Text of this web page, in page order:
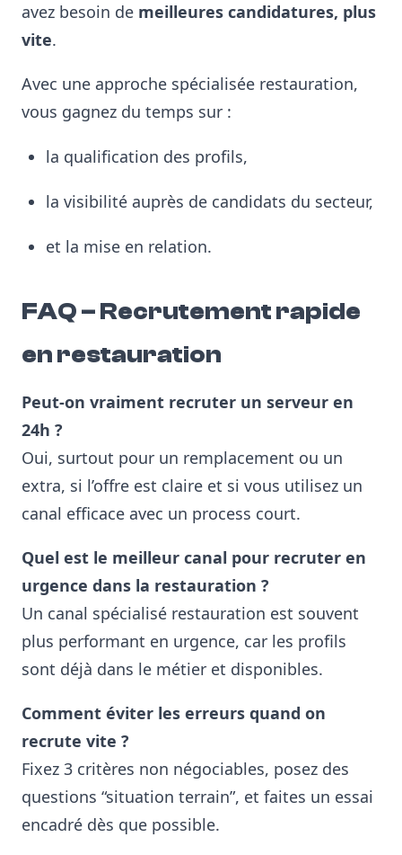
avez besoin de meilleures candidatures, plus
vite.
Avec une approche spécialisée restauration,
vous gagnez du temps sur :
la qualification des profils,
la visibilité auprès de candidats du secteur,
et la mise en relation.
FAQ – Recrutement rapide
en restauration
Peut-on vraiment recruter un serveur en
24h ?
Oui, surtout pour un remplacement ou un
extra, si l’offre est claire et si vous utilisez un
canal efficace avec un process court.
Quel est le meilleur canal pour recruter en
urgence dans la restauration ?
Un canal spécialisé restauration est souvent
plus performant en urgence, car les profils
sont déjà dans le métier et disponibles.
Comment éviter les erreurs quand on
recrute vite ?
Fixez 3 critères non négociables, posez des
questions “situation terrain”, et faites un essai
encadré dès que possible.